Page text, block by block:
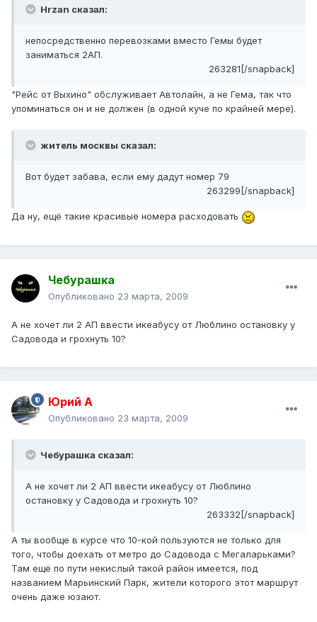
Hrzan сказал:
непосредственно перевозками вместо Гемы будет
заниматься 2АП.
263281[/snapback]
"Рейс от Выхино" обслуживает Автолайн, а не Гема, так что
упоминаться он и не должен (в одной куче по крайней мере).
житель москвы сказал:
Вот будет забава, если ему дадут номер 79
263299[/snapback]
Да ну, ещё такие красивые номера расходовать
Чебурашка
Опубликовано 23 марта, 2009
А не хочет ли 2 АП ввести икеабусу от Люблино остановку у
Садовода и грохнуть 10?
Юрий А
Опубликовано 23 марта, 2009
Чебурашка сказал:
А не хочет ли 2 АП ввести икеабусу от Люблино
остановку у Садовода и грохнуть 10?
263332[/snapback]
А ты вообще в курсе что 10-кой пользуются не только для
того, чтобы доехать от метро до Садовода с Мегаларьками?
Там ещё по пути некислый такой район имеется, под
названием Марьинский Парк, жители которого этот маршрут
очень даже юзают.